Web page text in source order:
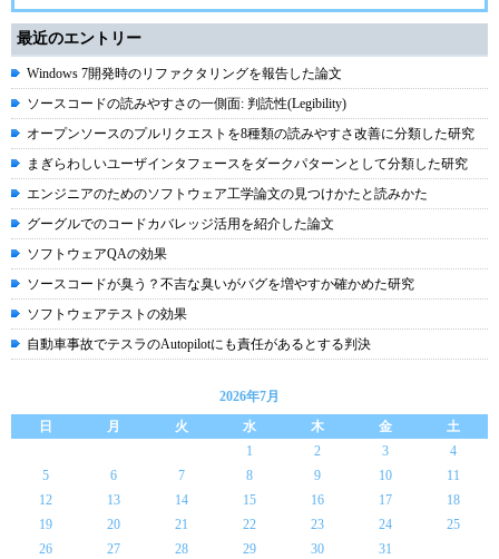
最近のエントリー
Windows 7開発時のリファクタリングを報告した論文
ソースコードの読みやすさの一側面: 判読性(Legibility)
オープンソースのプルリクエストを8種類の読みやすさ改善に分類した研究
まぎらわしいユーザインタフェースをダークパターンとして分類した研究
エンジニアのためのソフトウェア工学論文の見つけかたと読みかた
グーグルでのコードカバレッジ活用を紹介した論文
ソフトウェアQAの効果
ソースコードが臭う？不吉な臭いがバグを増やすか確かめた研究
ソフトウェアテストの効果
自動車事故でテスラのAutopilotにも責任があるとする判決
2026年7月
日
月 火 水 木 金
土
1
2 3
4
5
6 7 8 9 10
11
12
13 14 15 16 17
18
19
20 21 22 23 24
25
26
27 28 29 30 31